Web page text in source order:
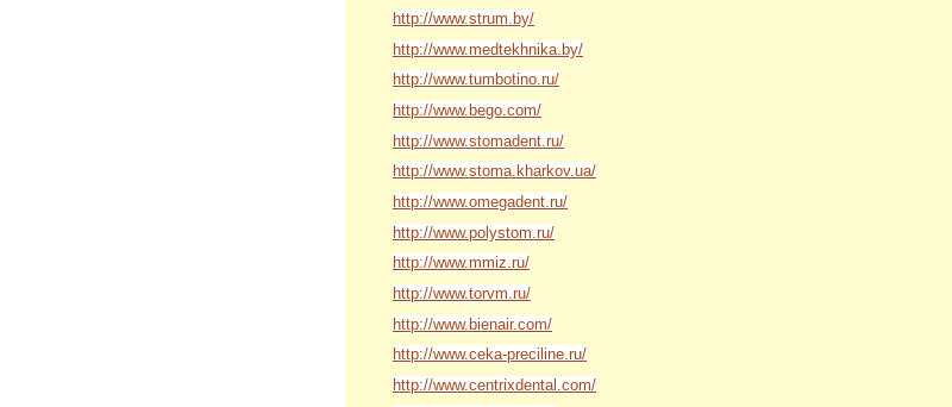
http://www.strum.by/
http://www.medtekhnika.by/
http://www.tumbotino.ru/
http://www.bego.com/
http://www.stomadent.ru/
http://www.stoma.kharkov.ua/
http://www.omegadent.ru/
http://www.polystom.ru/
http://www.mmiz.ru/
http://www.torvm.ru/
http://www.bienair.com/
http://www.ceka-preciline.ru/
http://www.centrixdental.com/